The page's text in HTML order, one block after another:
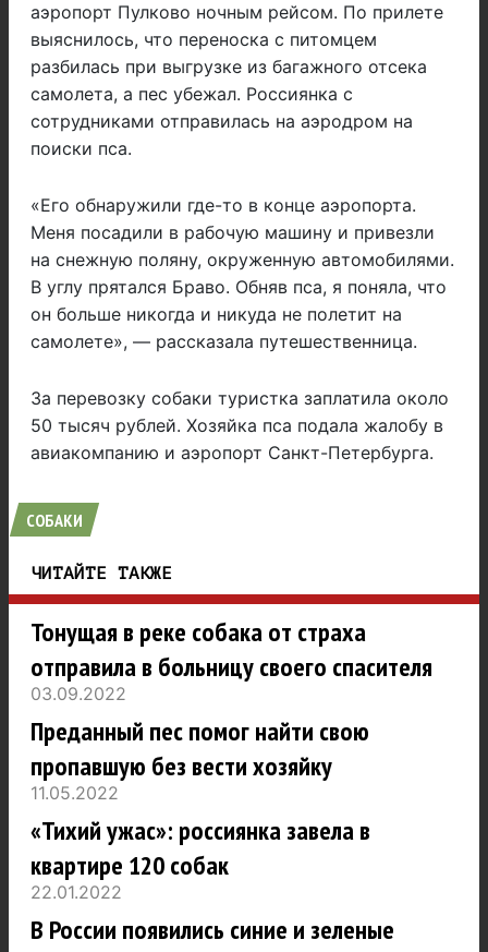
аэропорт Пулково ночным рейсом. По прилете
выяснилось, что переноска с питомцем
разбилась при выгрузке из багажного отсека
самолета, а пес убежал. Россиянка с
сотрудниками отправилась на аэродром на
поиски пса.
«Его обнаружили где-то в конце аэропорта.
Меня посадили в рабочую машину и привезли
на снежную поляну, окруженную автомобилями.
В углу прятался Браво. Обняв пса, я поняла, что
он больше никогда и никуда не полетит на
самолете», — рассказала путешественница.
За перевозку собаки туристка заплатила около
50 тысяч рублей. Хозяйка пса подала жалобу в
авиакомпанию и аэропорт Санкт-Петербурга.
СОБАКИ
ЧИТАЙТЕ ТАКЖЕ
Тонущая в реке собака от страха
отправила в больницу своего спасителя
03.09.2022
Преданный пес помог найти свою
пропавшую без вести хозяйку
11.05.2022
«Тихий ужас»: россиянка завела в
квартире 120 собак
22.01.2022
В России появились синие и зеленые